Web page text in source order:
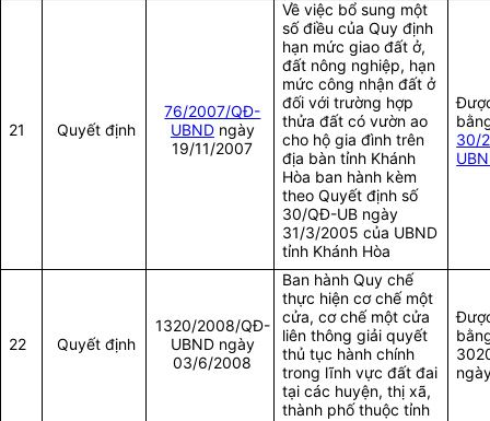
21 Quyết định
76/2007/QĐ-
UBNDngày
19/11/2007
Về việc bổ sung một
số điều của Quy định
hạn mức giao đất ở,
đất nông nghiệp, hạn
mức công nhận đất ở
đối với trường hợp
thửa đất có vườn ao
cho hộ gia đình trên
địa bàn tỉnh Khánh
Hòa ban hành kèm
theo Quyết định số
30/QĐ-UB ngày
31/3/2005 của UBND
tỉnh Khánh Hòa
30/
22 Quyết định
1320/2008/QĐ-
UBND ngày
03/6/2008
Ban hành Quy chế
thực hiện cơ chế một
cửa, cơ chế một cửa
liên thông giải quyết
thủ tục hành chính
trong lĩnh vực đất đai
tại các huyện, thị xã,
thành phố thuộc tỉnh